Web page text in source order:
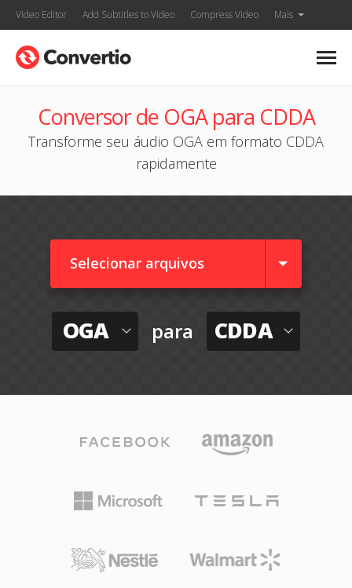
Video Editor Add Subtitles to Video Compress Video Mais
Conversor de OGA para CDDA
Transforme seu áudio OGA em formato CDDA
rapidamente
Selecionar arquivos
OGA para CDDA